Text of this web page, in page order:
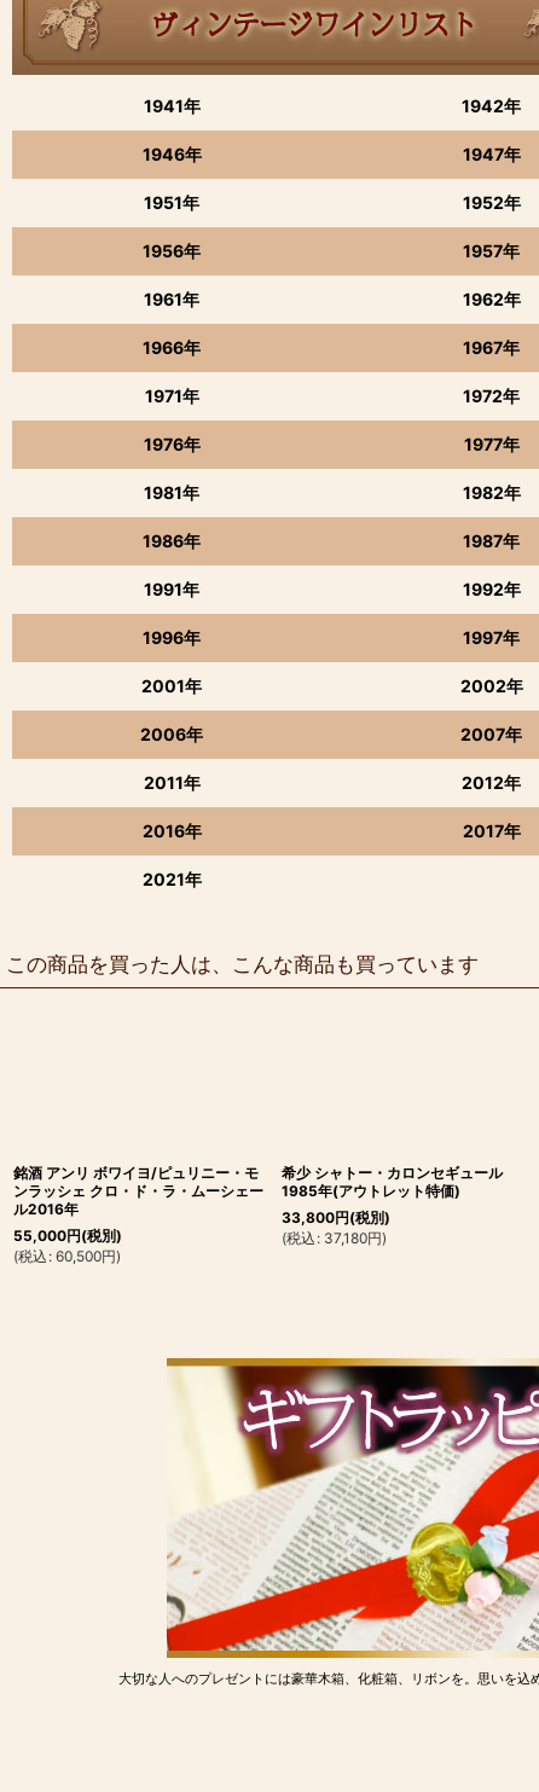
1941年 1942年
1946年 1947年
1951年 1952年
1956年 1957年
1961年 1962年
1966年 1967年
1971年 1972年
1976年 1977年
1981年 1982年
1986年 1987年
1991年 1992年
1996年 1997年
2001年 2002年
2006年 2007年
2011年 2012年
2016年 2017年
2021年
この商品を買った人は、こんな商品も買っています
銘酒 アンリ ボワイヨ/ピュリニー・モ
ンラッシェ クロ・ド・ラ・ムーシェー
ル2016年
55,000円(税別)
(税込 : 60,500円)
希少 シャトー・カロンセギュール
1985年(アウトレット特価)
33,800円(税別)
(税込 : 37,180円)
大切な人へのプレゼントには豪華木箱、化粧箱、リボンを。思いを込